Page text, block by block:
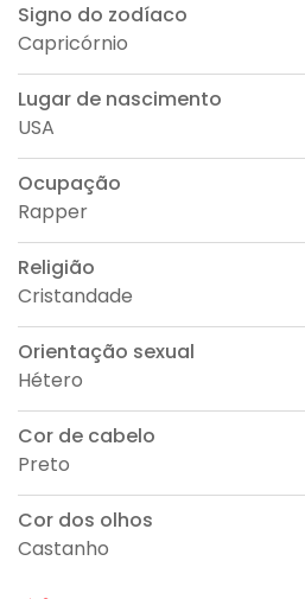
Signo do zodíaco
Capricórnio
Lugar de nascimento
USA
Ocupação
Rapper
Religião
Cristandade
Orientação sexual
Hétero
Cor de cabelo
Preto
Cor dos olhos
Castanho